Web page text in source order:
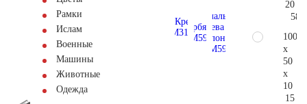
Рамки
Ислам
Военные
Машины
Животные
Одежда
20
100
x
50
x
10
15